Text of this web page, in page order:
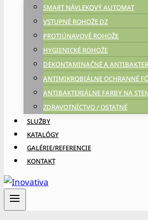
SMART NÁVLEKOVÝ AUTOMAT
VSTUPNÉ ROHOŽE DZ
PROTIÚNAVOVÉ ROHOŽE
HYGIENICKÉ ROHOŽE
DEKONTAMINAČNÉ A
ANTIMIKROBIÁLNE OCHRANNÉ
ANTIBAKTERIÁLNE FARBY NA
ZDRAVOTNÍCTVO / OSTATNÉ
SLUŽBY
KATALÓGY
GALÉRIE/REFERENCIE
KONTAKT